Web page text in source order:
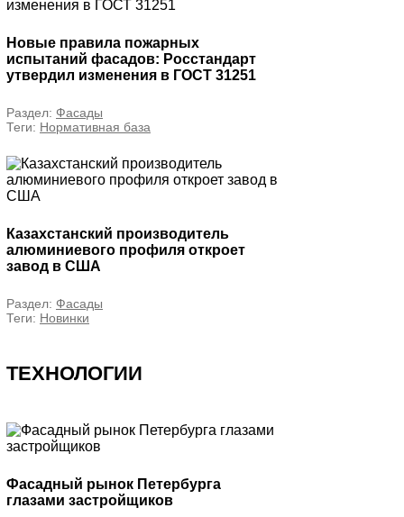
Новые правила пожарных
испытаний фасадов: Росстандарт
утвердил изменения в ГОСТ 31251
Раздел: Фасады
Теги: Нормативная база
Казахстанский производитель
алюминиевого профиля откроет
завод в США
Раздел: Фасады
Теги: Новинки
ТЕХНОЛОГИИ
Фасадный рынок Петербурга
глазами застройщиков